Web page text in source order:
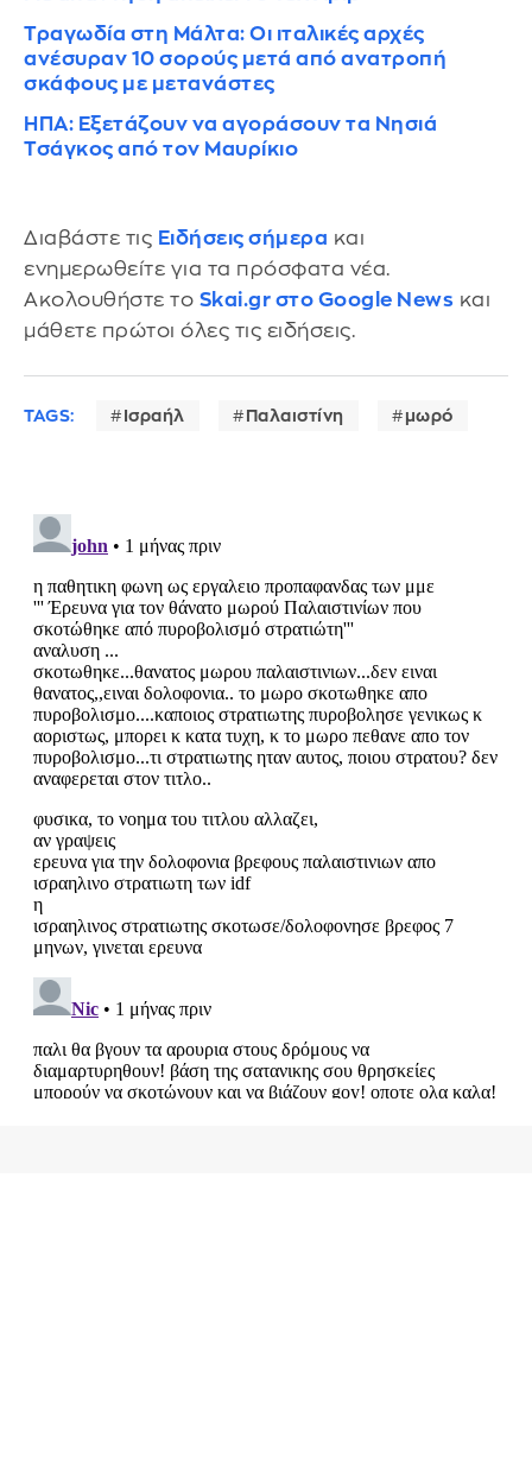
Τραγωδία στη Μάλτα: Οι ιταλικές αρχές
ανέσυραν 10 σορούς μετά από ανατροπή
σκάφους με μετανάστες
ΗΠΑ: Εξετάζουν να αγοράσουν τα Νησιά
Τσάγκος από τον Μαυρίκιο
Διαβάστε τις Ειδήσεις σήμερα και
ενημερωθείτε για τα πρόσφατα νέα.
Ακολουθήστε το Skai.gr στο Google News και
μάθετε πρώτοι όλες τις ειδήσεις.
TAGS: Ισραήλ Παλαιστίνη μωρό